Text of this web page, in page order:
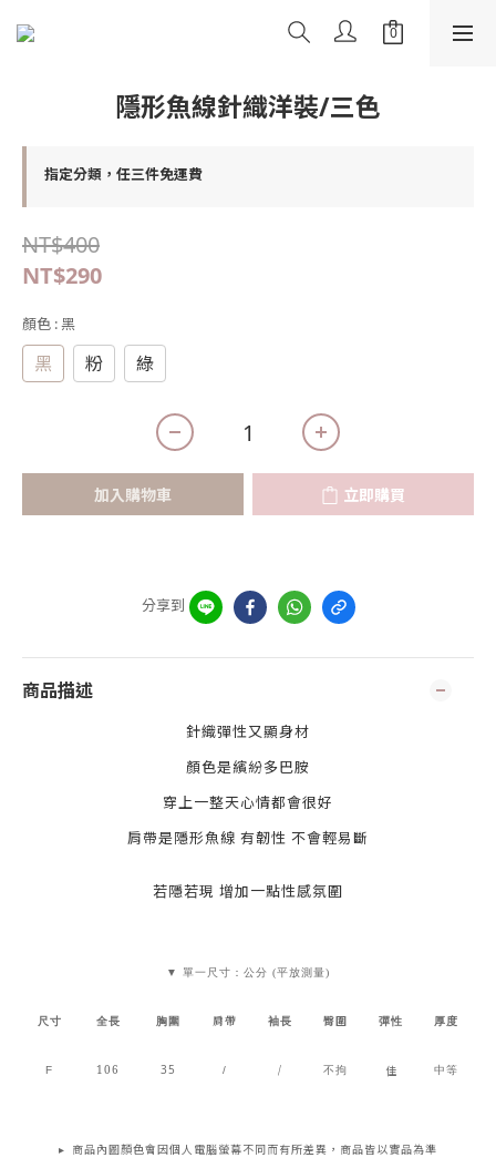
隱形魚線針織洋裝/三色
指定分類，任三件免運費
NT$400
NT$290
顏色 : 黑
黑 粉 綠
加入購物車 立即購買
分享到
商品描述
針織彈性又顯身材
顏色是繽紛多巴胺
穿上一整天心情都會很好
肩帶是隱形魚線 有韌性 不會輕易斷
若隱若現 增加一點性感氛圍
▼ 單一尺寸：公分 (平放測量)
尺寸 全長 胸圍 肩帶 袖長 臀圍 彈性 厚度
F 106 35 / / 不拘 佳 中等
▸ 商品內圖顏色會因個人電腦螢幕不同而有所差異，商品皆以實品為準